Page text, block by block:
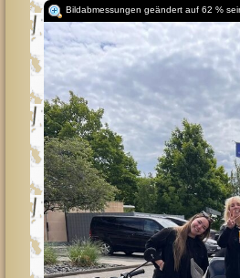
Bildabmessungen geändert auf 62 %